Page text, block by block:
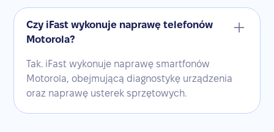
Czy iFast wykonuje naprawę telefonów
Motorola?
Tak. iFast wykonuje naprawę smartfonów
Motorola, obejmującą diagnostykę urządzenia
oraz naprawę usterek sprzętowych.